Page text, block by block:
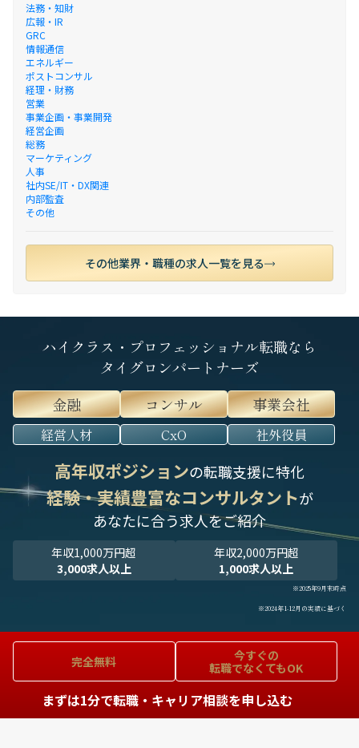
法務・知財
広報・IR
GRC
情報通信
エネルギー
ポストコンサル
経理・財務
営業
事業企画・事業開発
経営企画
総務
マーケティング
人事
社内SE/IT・DX関連
内部監査
その他
その他業界・職種の求人一覧を見る
ハイクラス・プロフェッショナル転職なら
タイグロンパートナーズ
金融
コンサル 事業会社
経営人材 CxO 社外役員
高年収ポジションの転職支援に特化
経験・実績豊富なコンサルタントが
あなたに合う求人をご紹介
年収1,000万円超
3,000求人以上
年収2,000万円超
1,000求人以上
※2025年9月末時点
※2024年1-12月の実績に基づく
完全無料
今すぐの
転職でなくてもOK
まずは1分で転職・キャリア相談を申し込む